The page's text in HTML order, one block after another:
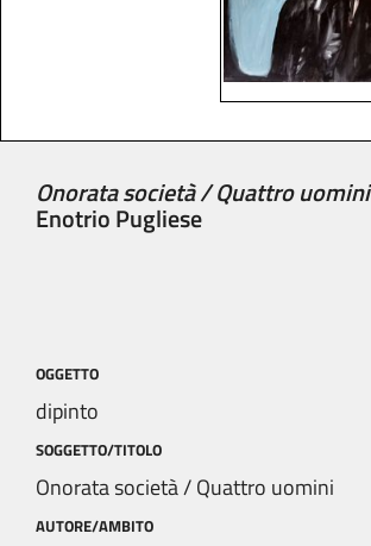
Onorata società / Quattro uomini
Enotrio Pugliese
OGGETTO
dipinto
SOGGETTO/TITOLO
Onorata società / Quattro uomini
AUTORE/AMBITO